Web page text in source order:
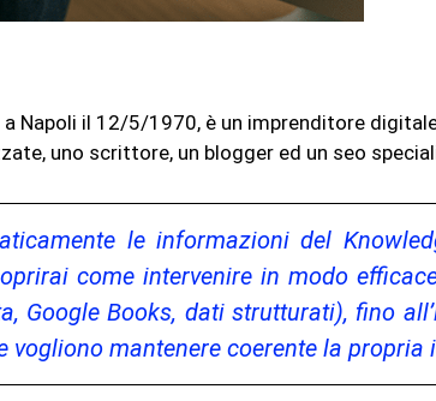
Napoli il 12/5/1970, è un imprenditore
uno scrittore, un blogger ed un seo
le informazioni del
come intervenire in modo
Google Books, dati strutturati), fino
vogliono mantenere coerente la